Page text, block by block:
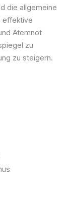
die allgemeine
effektive
Atemnot
zu
zu steigern.